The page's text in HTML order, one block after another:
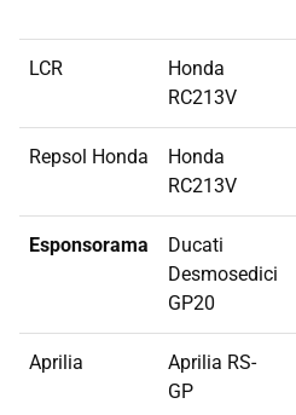
LCR
Honda
RC213V
Repsol Honda
Honda
RC213V
Esponsorama
Ducati
Desmosedici
GP20
Aprilia
Aprilia RS-
GP